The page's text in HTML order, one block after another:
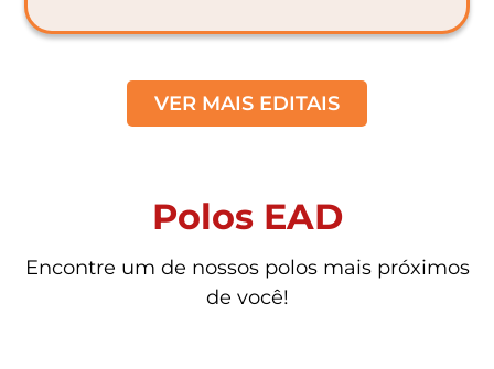
VER MAIS EDITAIS
Polos EAD
Encontre um de nossos polos mais próximos
de você!